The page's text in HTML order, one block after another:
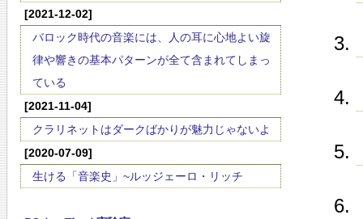
[2021-12-02]
バロック時代の音楽には、人の耳に心地よい旋
律や響きの基本パターンが全て含まれてしまっ
ている
[2021-11-04]
クラリネットはダークばかりが魅力じゃないよ
[2020-07-09]
生ける「音楽史」~ルッジェーロ・リッチ